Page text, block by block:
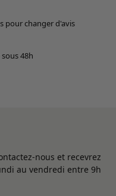
pour changer d'avis
48h
nous et recevrez
au vendredi entre 9h